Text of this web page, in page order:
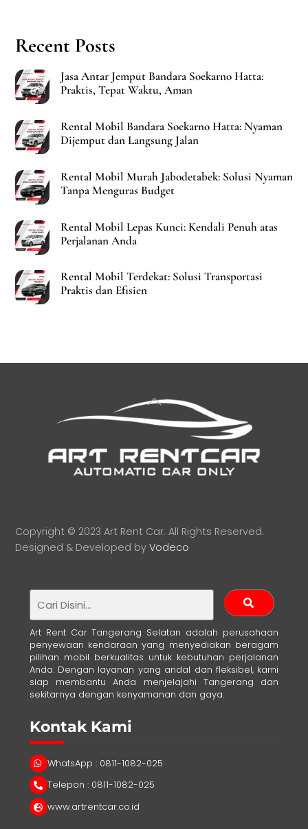
Recent Posts
Jasa Antar Jemput Bandara Soekarno Hatta:
Praktis, Tepat Waktu, Aman
Rental Mobil Bandara Soekarno Hatta: Nyaman
Dijemput dan Langsung Jalan
Rental Mobil Murah Jabodetabek: Solusi Nyaman
Tanpa Menguras Budget
Rental Mobil Lepas Kunci: Kendali Penuh atas
Perjalanan Anda
Rental Mobil Terdekat: Solusi Transportasi
Praktis dan Efisien
Back
To
Copyright © 2023 Art Rent Car. All Rights Reserved.
Designed & Developed byVodeco
Art Rent Car Tangerang Selatan adalah perusahaan
penyewaan kendaraan yang menyediakan beragam
pilihan mobil berkualitas untuk kebutuhan perjalanan
Anda. Dengan layanan yang andal dan fleksibel, kami
siap membantu Anda menjelajahi Tangerang dan
sekitarnya dengan kenyamanan dan gaya.
Kontak Kami
WhatsApp : 0811-1082-025
Telepon : 0811-1082-025
www.artrentcar.co.id